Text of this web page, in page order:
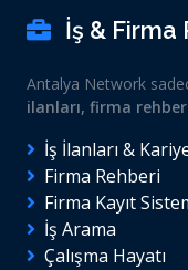
İş &
Antalya Network
ilanları, firma
İş İlanları &
Firma Rehberi
Firma Kayıt
İş Arama
Çalışma Hayatı